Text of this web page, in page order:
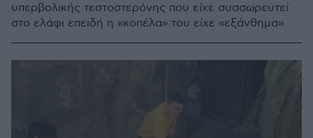
υπερβολικής τεστοστερόνης που είχε συσσωρευτεί
στο ελάφι επειδή η «κοπέλα» του είχε «εξάνθημα»